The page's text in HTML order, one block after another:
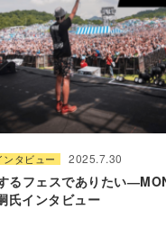
ンタビュー 2025.7.30
るフェスでありたい
氏インタビュー